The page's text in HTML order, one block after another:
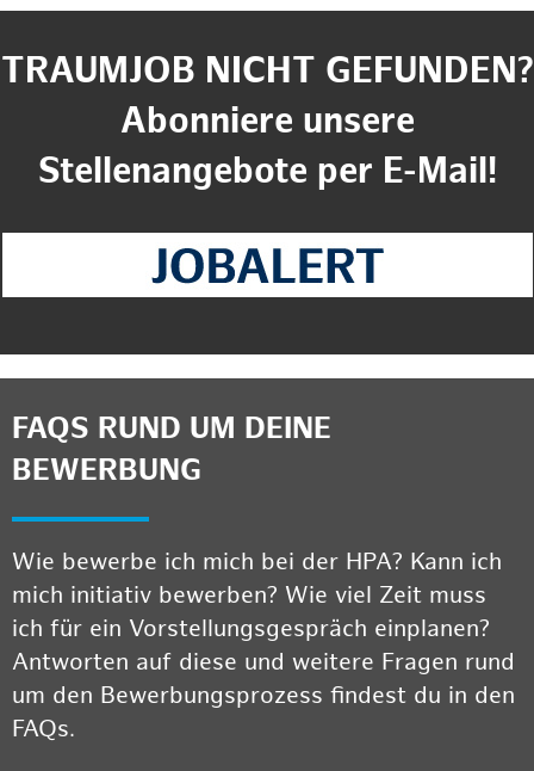
TRAUMJOB NICHT GEFUNDEN?
Abonniere unsere
Stellenangebote per E-Mail!
FAQS RUND UM DEINE
BEWERBUNG
Wie bewerbe ich mich bei der HPA? Kann ich
mich initiativ bewerben? Wie viel Zeit muss
ich für ein Vorstellungsgespräch einplanen?
Antworten auf diese und weitere Fragen rund
um den Bewerbungsprozess findest du in den
FAQs.